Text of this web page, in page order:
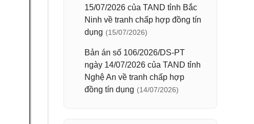
15/07/2026 của TAND tỉnh Bắc
Ninh về tranh chấp hợp đồng tín
dụng (15/07/2026)
Bản án số 106/2026/DS-PT
ngày 14/07/2026 của TAND tỉnh
Nghệ An về tranh chấp hợp
đồng tín dụng (14/07/2026)